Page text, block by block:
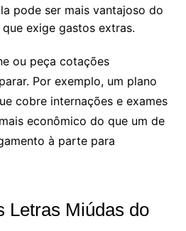
pode ser mais vantajoso do
exige gastos extras.
ou peça cotações
Por exemplo, um plano
cobre internações e exames
econômico do que um de
à parte para
Letras Miúdas do